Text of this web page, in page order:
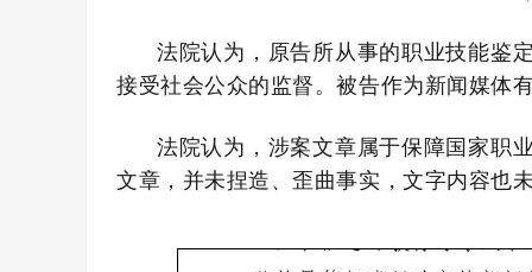
法院认为，原告所从事的职业技能鉴
接受社会公众的监督。被告作为新闻媒体
法院认为，涉案文章属于保障国家职
文章，并未捏造、歪曲事实，文字内容也